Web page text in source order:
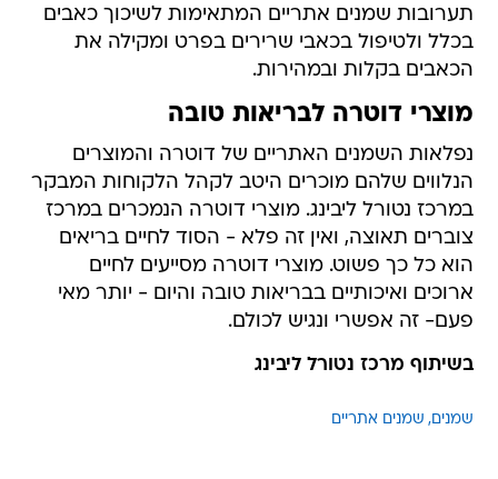
תערובות שמנים אתריים המתאימות לשיכוך כאבים
בכלל ולטיפול בכאבי שרירים בפרט ומקילה את
הכאבים בקלות ובמהירות.
מוצרי דוטרה לבריאות טובה
נפלאות השמנים האתריים של דוטרה והמוצרים
הנלווים שלהם מוכרים היטב לקהל הלקוחות המבקר
במרכז נטורל ליבינג. מוצרי דוטרה הנמכרים במרכז
צוברים תאוצה, ואין זה פלא - הסוד לחיים בריאים
הוא כל כך פשוט. מוצרי דוטרה מסייעים לחיים
ארוכים ואיכותיים בבריאות טובה והיום - יותר מאי
פעם- זה אפשרי ונגיש לכולם.
בשיתוף מרכז נטורל ליבינג
שמנים שמנים אתריים